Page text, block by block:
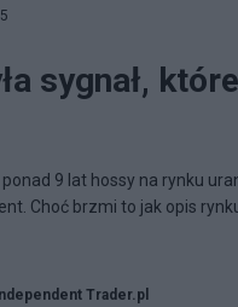
sygnał,
9 lat hossy na rynku
Choć brzmi to jak opis
Independent Trader.pl